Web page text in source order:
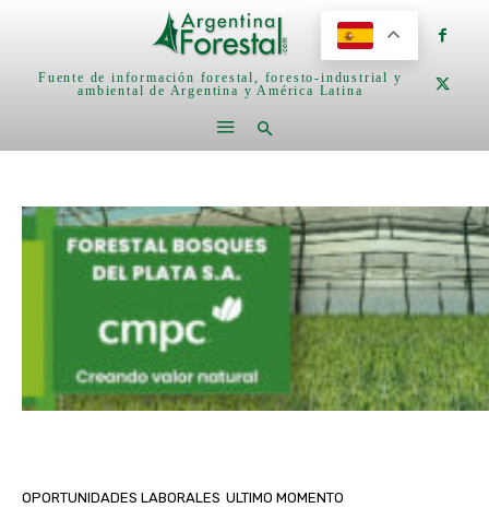
Fuente de información forestal, foresto-industrial y
ambiental de Argentina y América Latina
OPORTUNIDADES LABORALES ULTIMO MOMENTO